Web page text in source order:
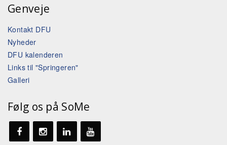
Genveje
Kontakt DFU
Nyheder
DFU kalenderen
Links til "Springeren"
Galleri
Følg os på SoMe